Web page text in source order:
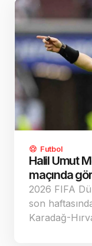
Futbol
Halil Umut
maçında
2026 FIFA
son
Karadağ-